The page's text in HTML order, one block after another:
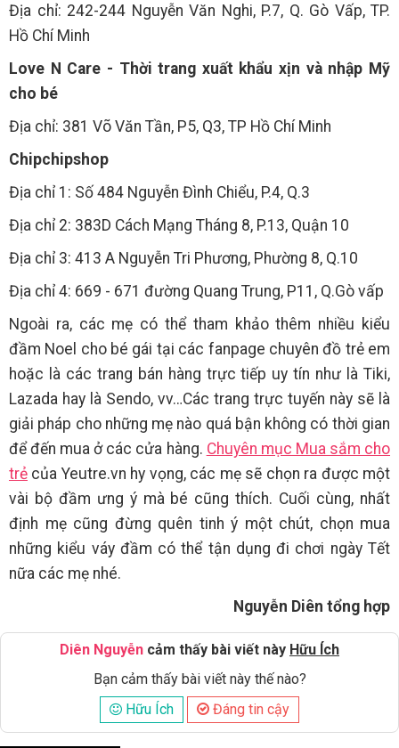
Địa chỉ: 242-244 Nguyễn Văn Nghi, P.7, Q. Gò Vấp, TP.
Hồ Chí Minh
Love N Care - Thời trang xuất khẩu xịn và nhập Mỹ
cho bé
Địa chỉ: 381 Võ Văn Tần, P5, Q3, TP Hồ Chí Minh
Chipchipshop
Địa chỉ 1: Số 484 Nguyễn Đình Chiểu, P.4, Q.3
Địa chỉ 2: 383D Cách Mạng Tháng 8, P.13, Quận 10
Địa chỉ 3: 413 A Nguyễn Tri Phương, Phường 8, Q.10
Địa chỉ 4: 669 - 671 đường Quang Trung, P11, Q.Gò vấp
Ngoài ra, các mẹ có thể tham khảo thêm nhiều kiểu
đầm Noel cho bé gái tại các fanpage chuyên đồ trẻ em
hoặc là các trang bán hàng trực tiếp uy tín như là Tiki,
Lazada hay là Sendo, vv…Các trang trực tuyến này sẽ là
giải pháp cho những mẹ nào quá bận không có thời gian
để đến mua ở các cửa hàng. Chuyên mục Mua sắm cho
trẻ của Yeutre.vn hy vọng, các mẹ sẽ chọn ra được một
vài bộ đầm ưng ý mà bé cũng thích. Cuối cùng, nhất
định mẹ cũng đừng quên tinh ý một chút, chọn mua
những kiểu váy đầm có thể tận dụng đi chơi ngày Tết
nữa các mẹ nhé.
Nguyễn Diên tổng hợp
Diên Nguyễn cảm thấy bài viết này Hữu Ích
Bạn cảm thấy bài viết này thế nào?
Hữu Ích
Đáng tin cậy